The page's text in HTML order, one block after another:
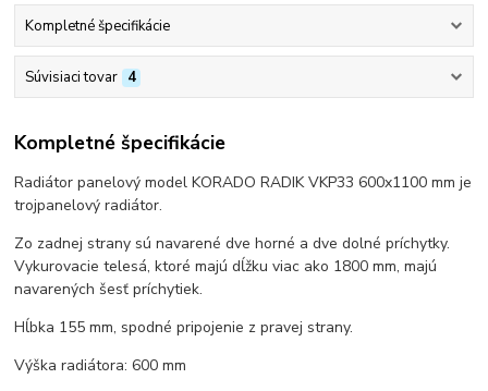
Kompletné špecifikácie
Súvisiaci tovar 4
Kompletné špecifikácie
Radiátor panelový model KORADO RADIK VKP33 600x1100 mm je
trojpanelový radiátor.
Zo zadnej strany sú navarené dve horné a dve dolné príchytky.
Vykurovacie telesá, ktoré majú dĺžku viac ako 1800 mm, majú
navarených šesť príchytiek.
Hĺbka 155 mm, spodné pripojenie z pravej strany.
Výška radiátora: 600 mm